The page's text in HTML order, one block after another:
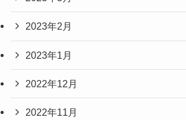
2023年2月
2023年1月
2022年12月
2022年11月